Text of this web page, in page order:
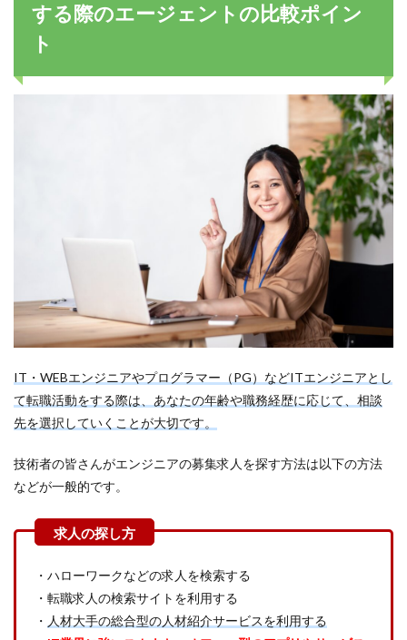
する際のエージェントの比較ポイン
ト
IT・WEBエンジニアやプログラマー（PG）などITエンジニアとし
て転職活動をする際は、あなたの年齢や職務経歴に応じて、相談
先を選択していくことが大切です。
技術者の皆さんがエンジニアの募集求人を探す方法は以下の方法
などが一般的です。
・ハローワークなどの求人を検索する
・転職求人の検索サイトを利用する
・ 人材大手の総合型の人材紹介サービスを利用する